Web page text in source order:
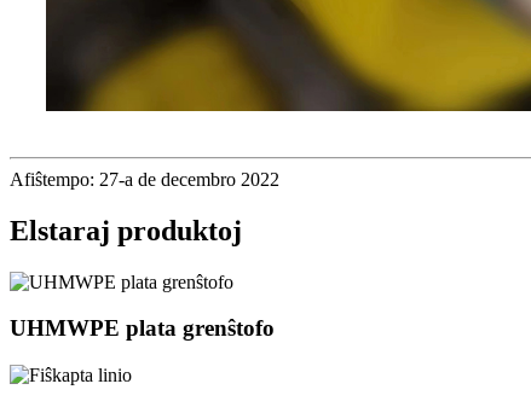
Afiŝtempo: 27-a de decembro 2022
Elstaraj produktoj
UHMWPE plata grenŝtofo